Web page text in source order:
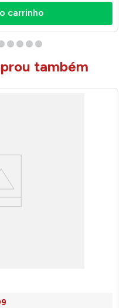
carrinho
também